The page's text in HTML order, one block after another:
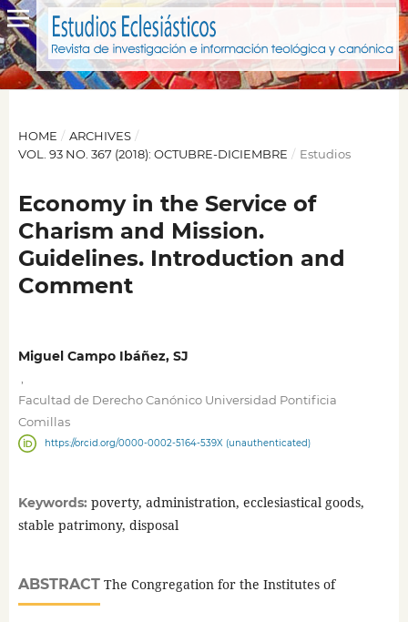
HOME / ARCHIVES /
VOL. 93 NO. 367 (2018): OCTUBRE-DICIEMBRE / Estudios
Economy in the Service of
Charism and Mission.
Guidelines. Introduction and
Comment
Miguel Campo Ibáñez, SJ
Facultad de Derecho Canónico Universidad Pontificia
Comillas
https://orcid.org/0000-0002-5164-539X (unauthenticated)
Keywords: poverty, administration, ecclesiastical goods,
stable patrimony, disposal
ABSTRACTThe Congregation for the Institutes of